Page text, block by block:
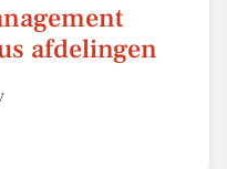
afdelingen